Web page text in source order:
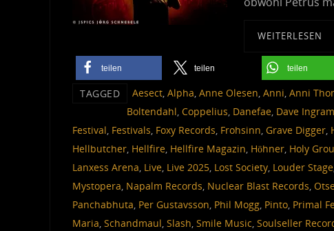
WEITERLESEN
teilen teilen teilen
TAGGED Aesect, Alpha, Anne Olesen, Anni, Anni
Boltendahl, Coppelius, Danefae, Dave Ingram
Festival, Festivals, Foxy Records, Frohsinn, Grave Digger,
Hellbutcher, Hellfire, Hellfire Magazin, Höhner, Holy
Lanxess Arena, Live, Live 2025, Lost Society, Louder Stage
Mystopera, Napalm Records, Nuclear Blast Records,
Panchabhuta, Per Gustavsson, Phil Mogg, Pinto, Primal
Maria, Schandmaul, Slash, Smile Music, Soulseller